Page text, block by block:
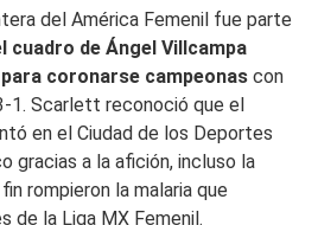
del América Femenil fue parte
cuadro de Ángel Villcampa
coronarse campeonas con
1. Scarlett reconoció que el
en el Ciudad de los Deportes
gracias a la afición, incluso la
rompieron la malaria que
de la Liga MX Femenil.